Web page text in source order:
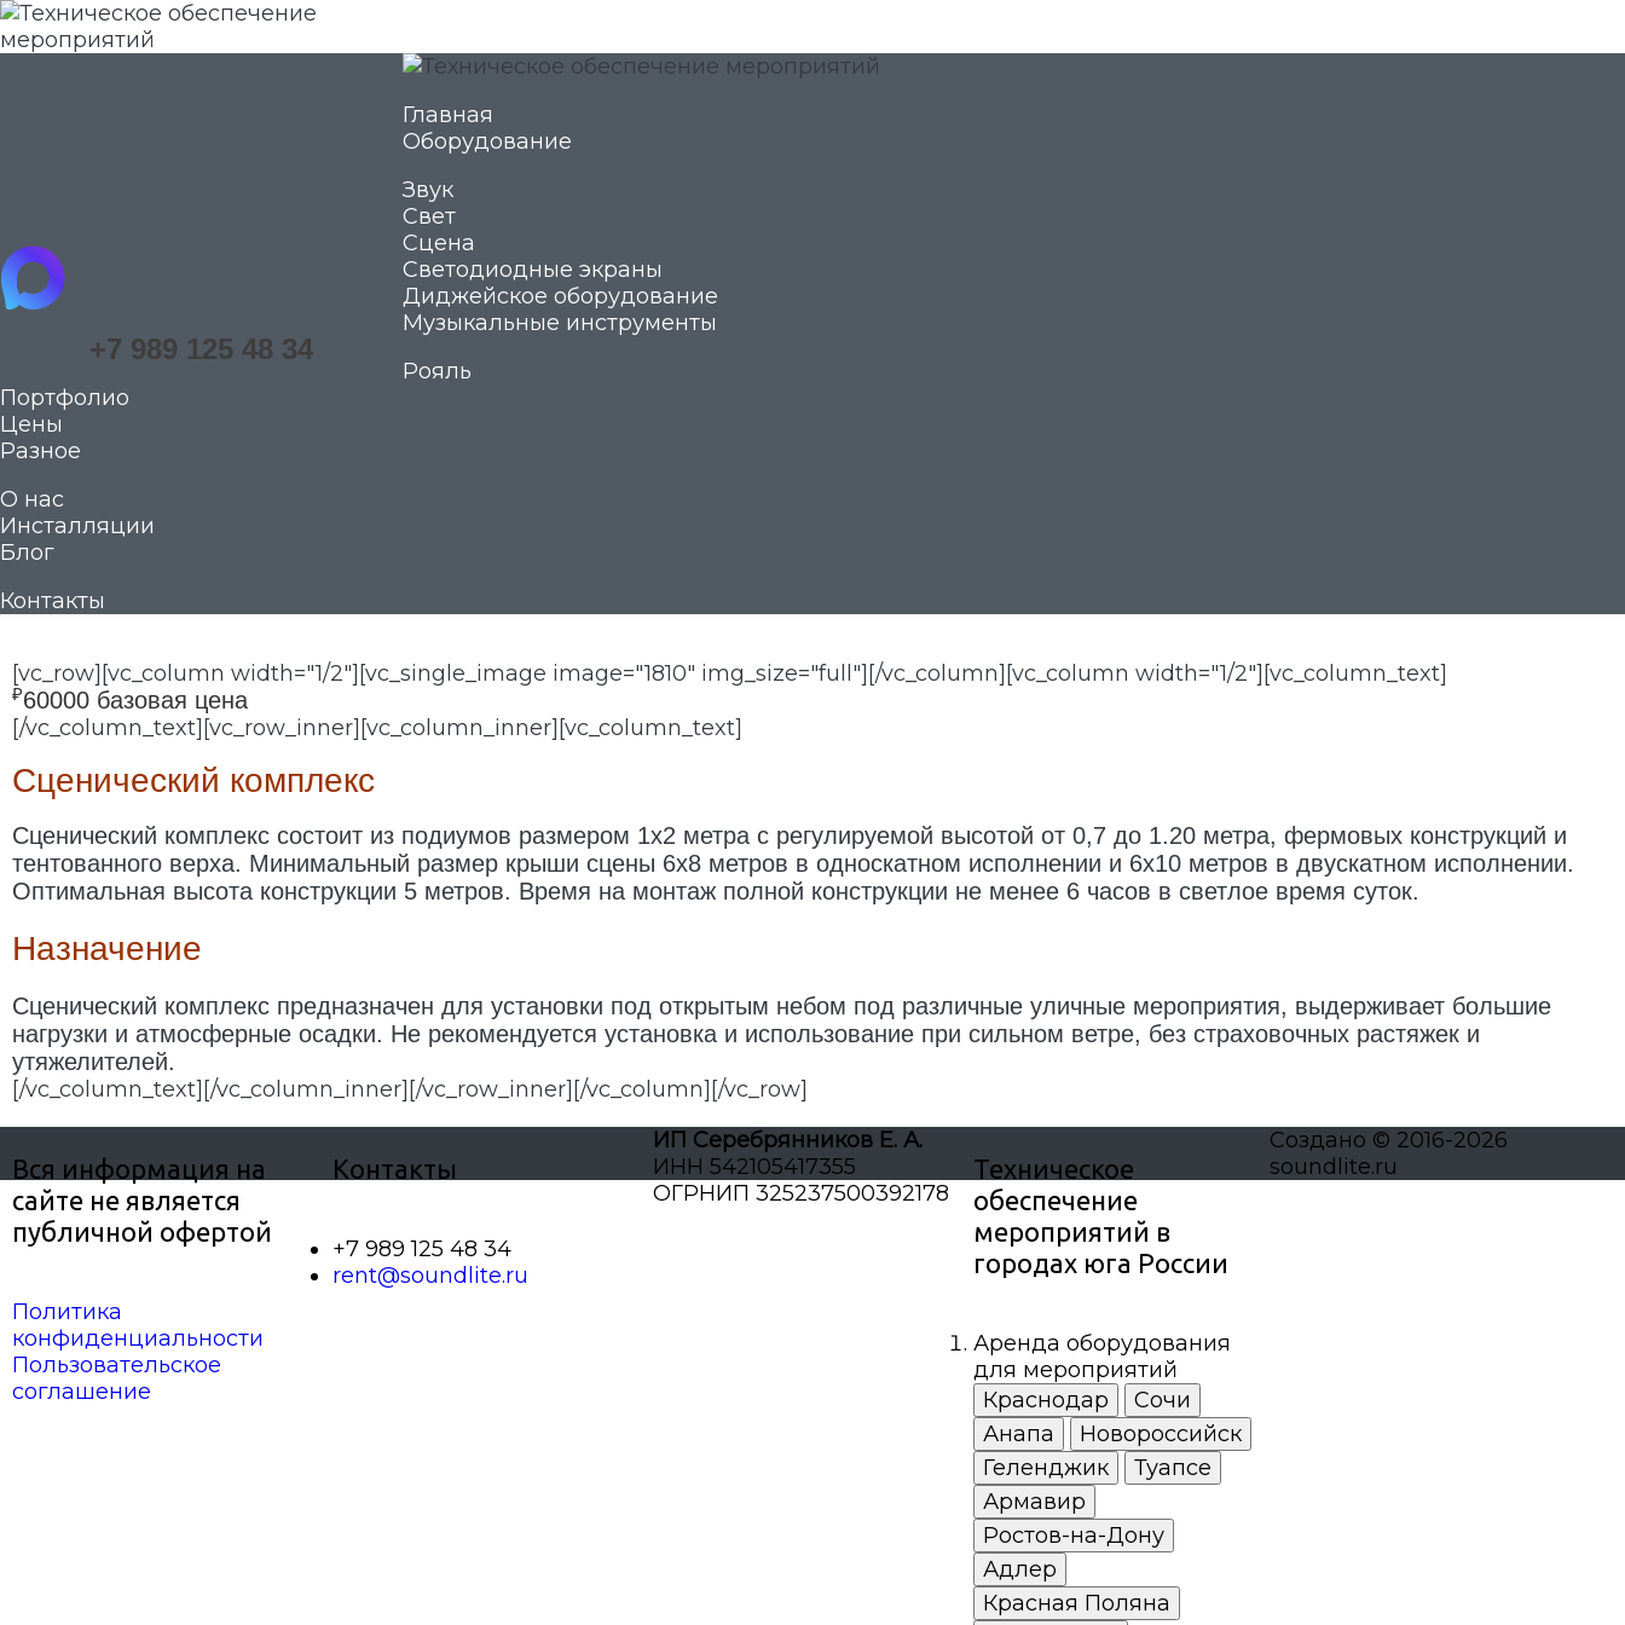
maximize
+7 989 125 48 34
Главная
Оборудование
Звук
Свет
Сцена
Светодиодные экраны
Диджейское оборудование
Музыкальные инструменты
Рояль
Портфолио
Цены
Разное
О нас
Инсталляции
Блог
Контакты
[vc_row][vc_column width="1/2"][vc_single_image image="1810" img_size="full"][/vc_column][vc_column width="1/2"][vc_column_text]
₽60000 базовая цена
[/vc_column_text][vc_row_inner][vc_column_inner][vc_column_text]
Сценический комплекс
Сценический комплекс состоит из подиумов размером 1х2 метра с регулируемой высотой от 0,7 до 1.20 метра, фермовых конструкций и
тентованного верха. Минимальный размер крыши сцены 6х8 метров в односкатном исполнении и 6х10 метров в двускатном исполнении.
Оптимальная высота конструкции 5 метров. Время на монтаж полной конструкции не менее 6 часов в светлое время суток.
Назначение
Сценический комплекс предназначен для установки под открытым небом под различные уличные мероприятия, выдерживает большие
нагрузки и атмосферные осадки. Не рекомендуется установка и использование при сильном ветре, без страховочных растяжек и
утяжелителей.
[/vc_column_text][/vc_column_inner][/vc_row_inner][/vc_column][/vc_row]
Вся информация на
сайте не является
публичной офертой
Политика
конфиденциальности
Пользовательское
соглашение
Контакты
+7 989 125 48 34
rent@soundlite.ru
ИП Серебрянников Е. А.
ИНН 542105417355
ОГРНИП 325237500392178
Техническое
обеспечение
мероприятий в
городах юга России
Аренда оборудования
для мероприятий
Краснодар
Сочи
Анапа
Новороссийск
Геленджик
Туапсе
Армавир
Ростов-на-Дону
Адлер
Красная Поляна
Создано © 2016-2026
soundlite.ru